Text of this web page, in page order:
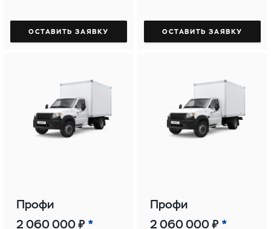
ОСТАВИТЬ ЗАЯВКУ ОСТАВИТЬ ЗАЯВКУ
Профи
2 060 000 ₽
Профи
2 060 000 ₽